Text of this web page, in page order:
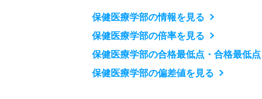
保健医療学部の情報を見る
保健医療学部の倍率を見る
保健医療学部の合格最低点・合格最低
保健医療学部の偏差値を見る